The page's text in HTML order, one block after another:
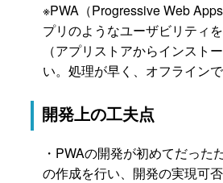
※PWA（Progressive Web
プリのようなユーザビリティ
（アプリストアからインスト
い。処理が早く、オフラインで
開発上の工夫点
・PWAの開発が初めてだった
の作成を行い、開発の実現可